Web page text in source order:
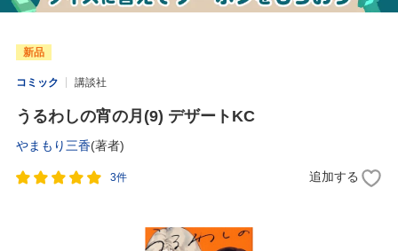
新品
コミック 講談社
うるわしの宵の月(9) デザートKC
やまもり三香(著者)
3件 追加する